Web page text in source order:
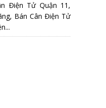
Điện Tử Quận 11,
Bán Cân Điện Tử